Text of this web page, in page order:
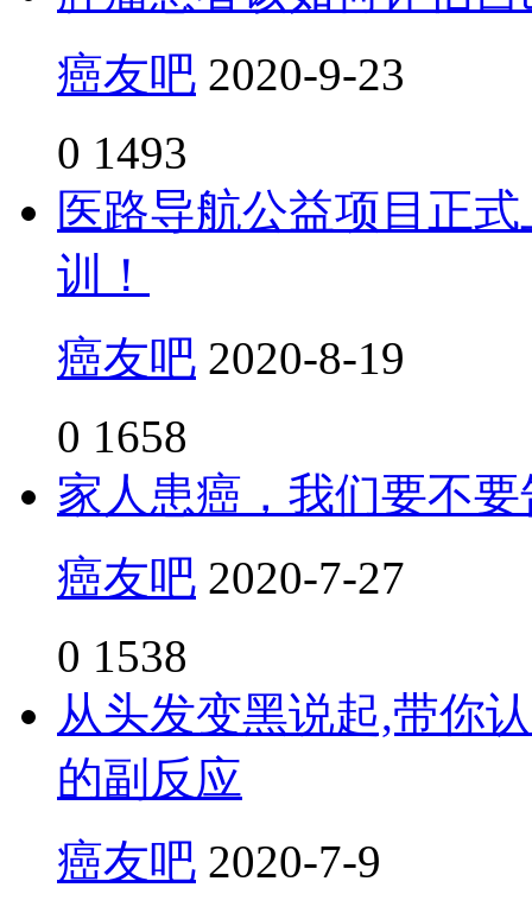
癌友吧 2020-9-23
0 1493
医路导航公益项目正
训！
癌友吧 2020-8-19
0 1658
家人患癌，我们要不
癌友吧 2020-7-27
0 1538
从头发变黑说起,带你
的副反应
癌友吧 2020-7-9